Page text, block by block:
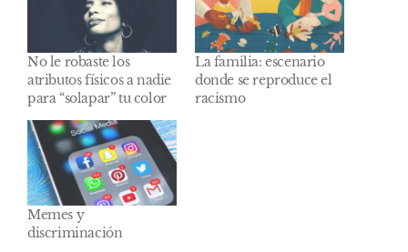
No le robaste los
atributos físicos a nadie
para “solapar” tu color
La familia: escenario
donde se reproduce el
racismo
Memes y
discriminación